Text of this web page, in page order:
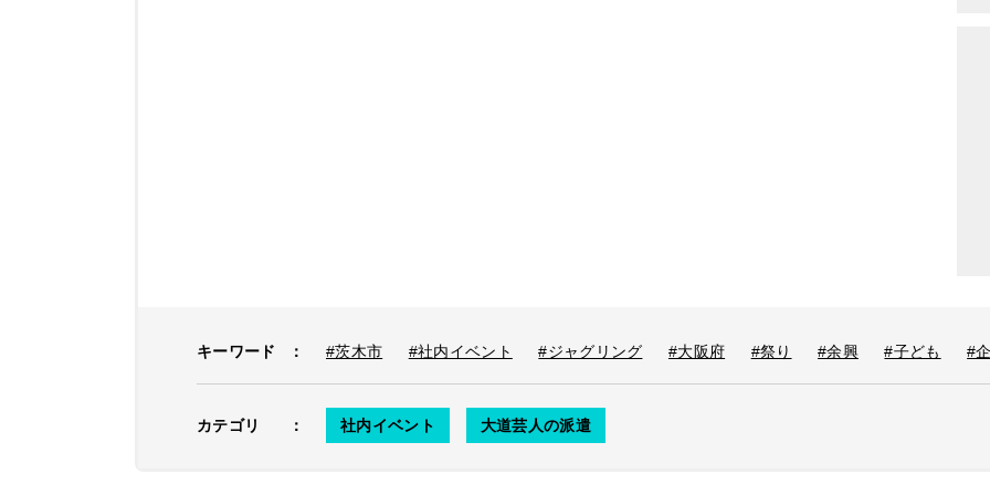
キーワード ： #茨木市 #社内イベント #ジャグリング #大阪府 #祭り #余興 #子ども #
カテゴリ ： 社内イベント 大道芸人の派遣